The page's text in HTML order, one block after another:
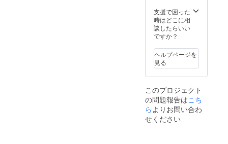
支援で困った
時はどこに相
談したらいい
ですか？
ヘルプページを
見る
このプロジェクト
の問題報告はこち
ら よりお問い合わ
せください